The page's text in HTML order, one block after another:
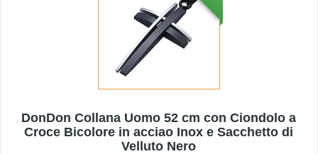
DonDon Collana Uomo 52 cm con Ciondolo a
Croce Bicolore in acciao Inox e Sacchetto di
Velluto Nero